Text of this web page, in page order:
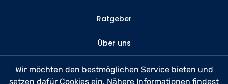
Ratgeber
Über uns
Kontakt
Wir möchten den bestmöglichen Service bieten und
setzen dafür Cookies ein. Nähere Informationen findest